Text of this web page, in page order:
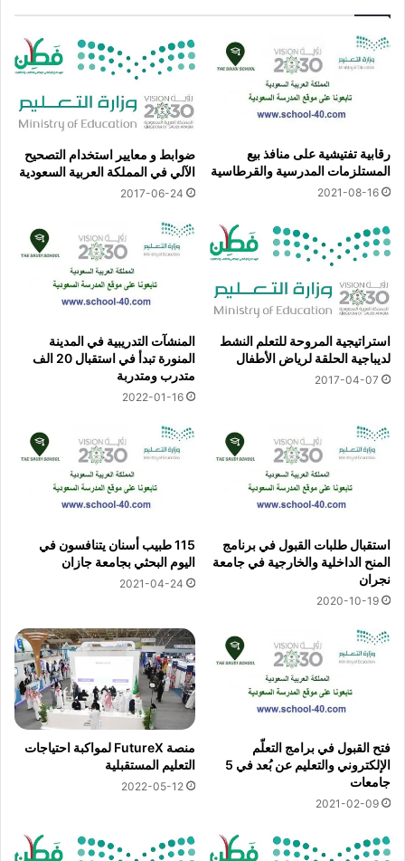
رقابية تفتيشية على منافذ بيع
المستلزمات المدرسية والقرطاسية
2021-08-16
ضوابط و معايير استخدام التصحيح
الآلي في المملكة العربية السعودية
2017-06-24
استراتيجية المروحة للتعلم النشط
لديباجية الحلقة لرياض الأطفال
2017-04-07
المنشآت التدريبية في المدينة
المنورة تبدأ في استقبال 20 الف
متدرب ومتدربة
2022-01-16
استقبال طلبات القبول في برنامج
المنح الداخلية والخارجية في جامعة
نجران
2020-10-19
115 طبيب أسنان يتنافسون في
اليوم البحثي بجامعة جازان
2021-04-24
فتح القبول في برامج التعلّم
الإلكتروني والتعليم عن بُعد في 5
جامعات
2021-02-09
منصة FutureX لمواكبة احتياجات
التعليم المستقبلية
2022-05-12